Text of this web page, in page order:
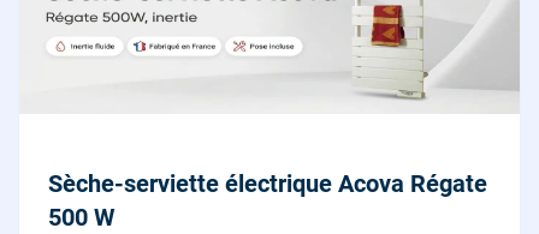
Sèche-serviette électrique Acova Régate
500 W